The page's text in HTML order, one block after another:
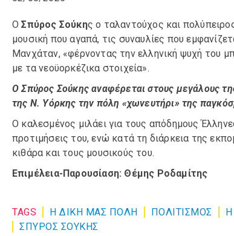
ΟΣπύρος Σούκης ο ταλαντούχος και
μουσική που αγαπά, τις συναυλίες που
Μανχάταν, «φέρνοντας την ελληνική ψυχή του
με τα νεοϋορκέζικα στοιχεία».
Ο Σπύρος Σούκης αναφέρεται στους μεγάλους
της Ν. Υόρκης την πόλη «χωνευτήρι» της
Ο καλεσμένος μιλάει για τους απόδημους
προτιμήσεις του, ενώ κατά τη διάρκεια της
κιθάρα και τους μουσικούς του.
Επιμέλεια-Παρουσίαση: Θέμης Ροδαμίτης
TAGS Η ΔΙΚΗ ΜΑΣ ΠΟΛΗ ΠΟΛΙΤΙΣΜΌΣ
ΣΠΥΡΟΣ ΣΟΥΚΗΣ